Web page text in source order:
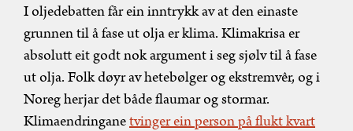
I oljedebatten får ein inntrykk av at den einaste
grunnen til å fase ut olja er klima. Klimakrisa er
absolutt eit godt nok argument i seg sjølv til å fase
ut olja. Folk døyr av hetebølger og ekstremvêr, og i
Noreg herjar det både flaumar og stormar.
Klimaendringanetvinger ein person på flukt kvart